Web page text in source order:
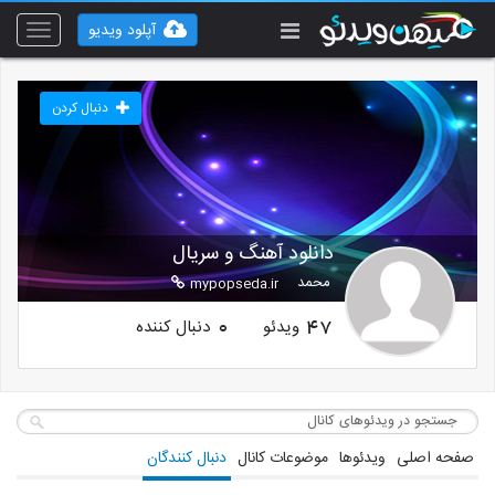
Toggle
آپلود ویدیو
دانلود آهنگ و سریال
محمد mypopseda.ir
دنبال کردن
47 ویدئو 0 دنبال کننده
صفحه اصلی ویدئوها موضوعات کانال دنبال کنندگان